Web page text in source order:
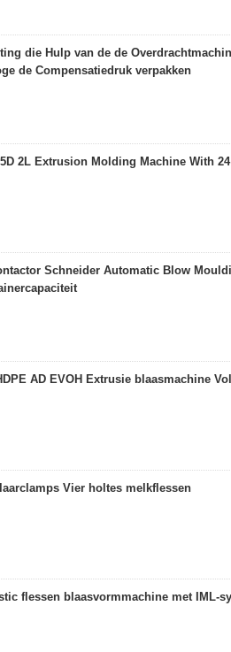
die Hulp van de de
de Compensatiedruk verpakken
2L Extrusion Molding Machine With 24
Schneider Automatic Blow
AD EVOH Extrusie blaasmachine
Vier holtes melkflessen
flessen blaasvormmachine met IML-